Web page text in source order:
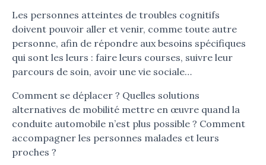
Les personnes atteintes de troubles cognitifs
doivent pouvoir aller et venir, comme toute autre
personne, afin de répondre aux besoins spécifiques
qui sont les leurs : faire leurs courses, suivre leur
parcours de soin, avoir une vie sociale…
Comment se déplacer ? Quelles solutions
alternatives de mobilité mettre en œuvre quand la
conduite automobile n’est plus possible ? Comment
accompagner les personnes malades et leurs
proches ?